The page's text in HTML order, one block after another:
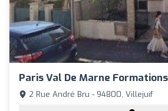
Paris Val De Marne Formations
2 Rue André Bru - 94800, Villejuif